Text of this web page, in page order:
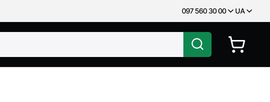
097 560 30 00 UA